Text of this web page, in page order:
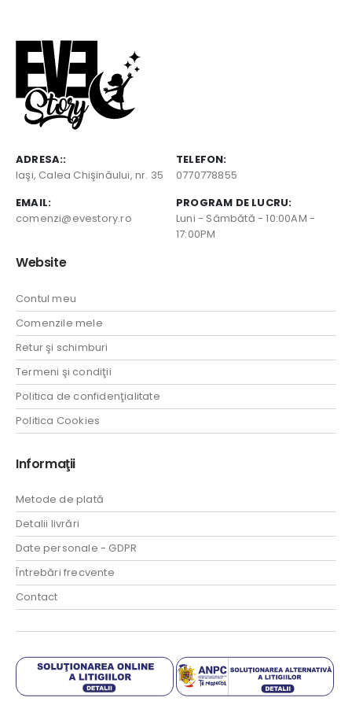
ADRESA::
Iaşi, Calea Chişinăului, nr. 35
TELEFON:
0770778855
EMAIL:
comenzi@evestory.ro
PROGRAM DE LUCRU:
Luni - Sâmbătă - 10:00AM -
17:00PM
Website
Contul meu
Comenzile mele
Retur şi schimburi
Termeni şi condiţii
Politica de confidenţialitate
Politica Cookies
Informaţii
Metode de plată
Detalii livrări
Date personale - GDPR
Întrebări frecvente
Contact